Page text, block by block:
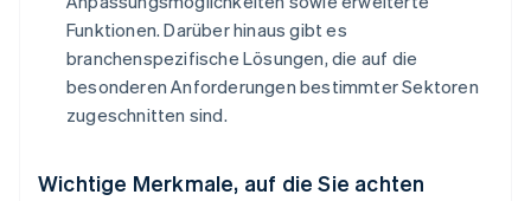
Funktionen. Darüber hinaus gibt es
branchenspezifische Lösungen, die auf die
besonderen Anforderungen bestimmter Sektoren
zugeschnitten sind.
Wichtige Merkmale, auf die Sie achten